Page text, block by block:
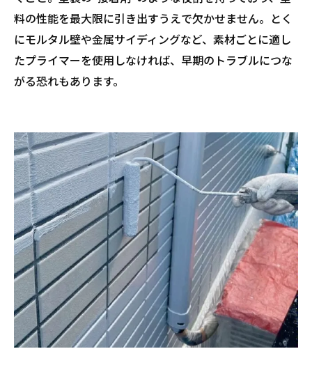
信頼できる業者選びのポイント
まとめ
料の性能を最大限に引き出すうえで欠かせません。とく
にモルタル壁や金属サイディングなど、素材ごとに適し
たプライマーを使用しなければ、早期のトラブルにつな
がる恐れもあります。